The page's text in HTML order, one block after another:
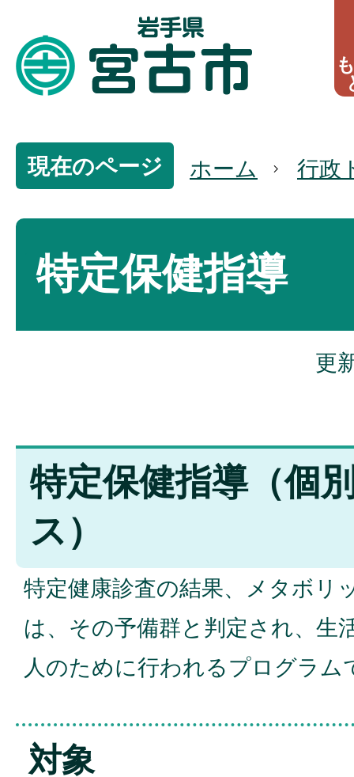
現在のページ ホーム 行政
特定保健指導
更
特定保健指導（個
ス）
特定健康診査の結果、メタボリ
は、その予備群と判定され、生
人のために行われるプログラム
対象